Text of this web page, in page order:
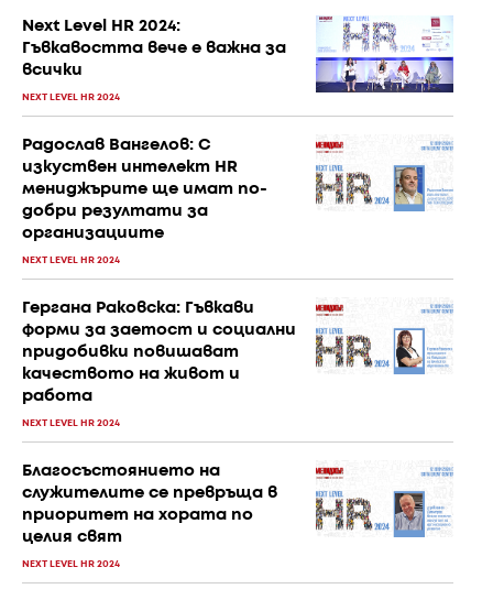
Next Level HR 2024:
Гъвкавостта вече е важна за
всички
NEXT LEVEL HR 2024
Радослав Вангелов: С
изкуствен интелект HR
мениджърите ще имат по-
добри резултати за
организациите
NEXT LEVEL HR 2024
Гергана Раковска: Гъвкави
форми за заетост и социални
придобивки повишават
качеството на живот и
работа
NEXT LEVEL HR 2024
Благосъстоянието на
служителите се превръща в
приоритет на хората по
целия свят
NEXT LEVEL HR 2024